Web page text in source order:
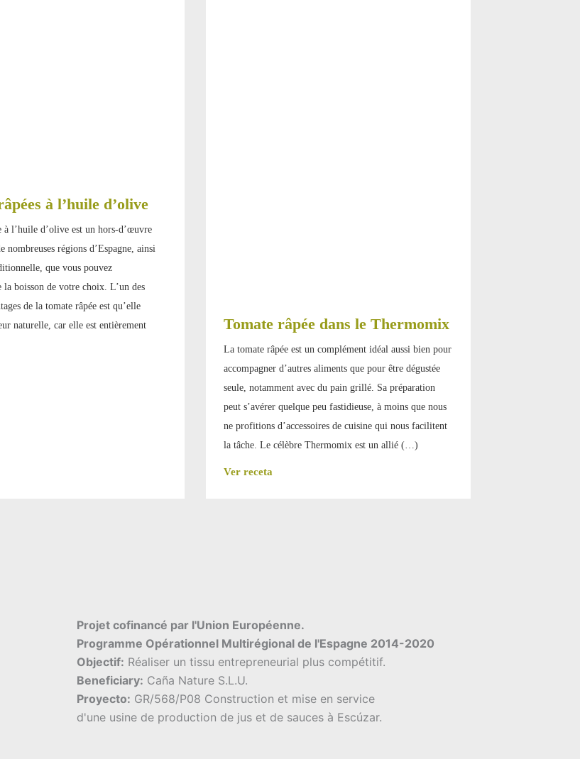
à l’huile d’olive
à l’huile d’olive est un hors-d’œuvre
nombreuses régions d’Espagne, ainsi
que vous pouvez
la boisson de votre choix. L’un des
de la tomate râpée est qu’elle
naturelle, car elle est entièrement
Tomate râpée dans le Thermomix
La tomate râpée est un complément idéal aussi bien pour
accompagner d’autres aliments que pour être dégustée
seule, notamment avec du pain grillé. Sa préparation
peut s’avérer quelque peu fastidieuse, à moins que nous
ne profitions d’accessoires de cuisine qui nous facilitent
la tâche. Le célèbre Thermomix est un allié (…)
Ver receta
Projet cofinancé par l'Union Européenne.
Programme Opérationnel Multirégional de l'Espagne 2014-2020
Objectif: Réaliser un tissu entrepreneurial plus compétitif.
Beneficiary: Caña Nature S.L.U.
Proyecto: GR/568/P08 Construction et mise en service
d'une usine de production de jus et de sauces à Escúzar.